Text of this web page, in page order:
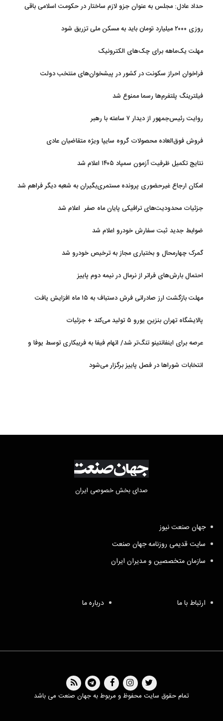
حداد عادل: مجلس به عنوان جزو لازم ساختار در حکومت اسلامی باقی
روزی ۲۰۰۰ میلیارد تومان باید به مسکن ملی تزریق شود
مهلت یک‌ماهه برای چک‌های الکترونیک
فراخوان احراز سکونت در کشور در پیشخوان‌های منتخب دولت
فیلترینگ پلتفرم‌ها رسما ممنوع شد
روایت رئیس‌جمهور از دیدار ۷ ساعته با رهبر
فروش فوق‌العاده محصولات گروه سایپا ویژه متقاضیان عادی
نتایج تکمیل ظرفیت آزمون سمپاد ۱۴۰۵ اعلام شد
امکان ارجاع غیرحضوری پرونده مستمری‌بگیران به شعبه دیگر فراهم شد
جزئیات محدودیت‌های ترافیکی پایان ماه صفر اعلام شد
ضوابط جدید ثبت سفارش خودرو اعلام شد
گمرک چهارمحال و بختیاری مجاز به ترخیص خودرو شد
احتمال بارش‌های فراتر از نرمال در نیمه دوم پاییز
مهلت بازگشت ارز صادراتی فرش دستباف به ۱۵ ماه افزایش یافت
پالایشگاه تهران بنزین یورو ۵ تولید می‌کند + جزئیات
عرصه برای اینفانتینو تنگ‌تر شد/ اتهام فیفا به فریبکاری توسط یوفا و
انتخابات شوراها در فصل پاییز برگزار می‌شود
صدای بخش خصوصی ایران
جهان صنعت نیوز
سایت قدیمی روزنامه جهان صنعت
سازمان متخصصین و مدیران ایران
ارتباط با ما درباره ما
تمام حقوق سایت محفوظ و مربوط به جهان صنعت می باشد